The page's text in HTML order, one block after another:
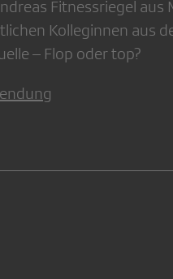
Fitnessriegel aus
Kolleginnen aus
– Flop oder top?